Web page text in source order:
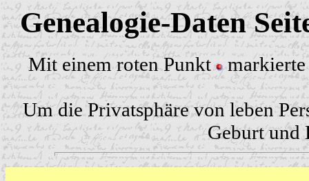
Genealogie-Daten
Mit einem roten Punkt markierte
Um die Privatsphäre von leben
Geburt und